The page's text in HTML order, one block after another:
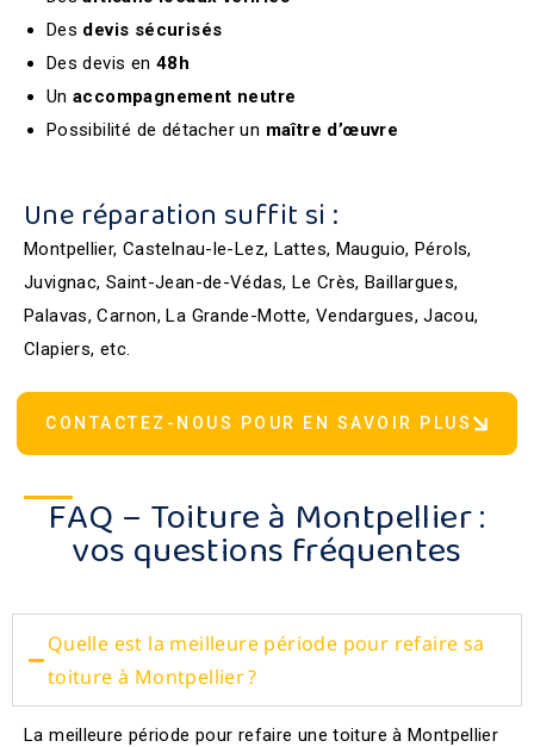
Des devis sécurisés
Des devis en 48h
Un accompagnement neutre
Possibilité de détacher un maître d’œuvre
Une réparation suffit si :
Montpellier, Castelnau-le-Lez, Lattes, Mauguio, Pérols,
Juvignac, Saint-Jean-de-Védas, Le Crès, Baillargues,
Palavas, Carnon, La Grande-Motte, Vendargues, Jacou,
Clapiers, etc.
CONTACTEZ-NOUS POUR EN SAVOIR PLUS
FAQ – Toiture à Montpellier :
vos questions fréquentes
Quelle est la meilleure période pour refaire sa
toiture à Montpellier ?
La meilleure période pour refaire une toiture à Montpellier